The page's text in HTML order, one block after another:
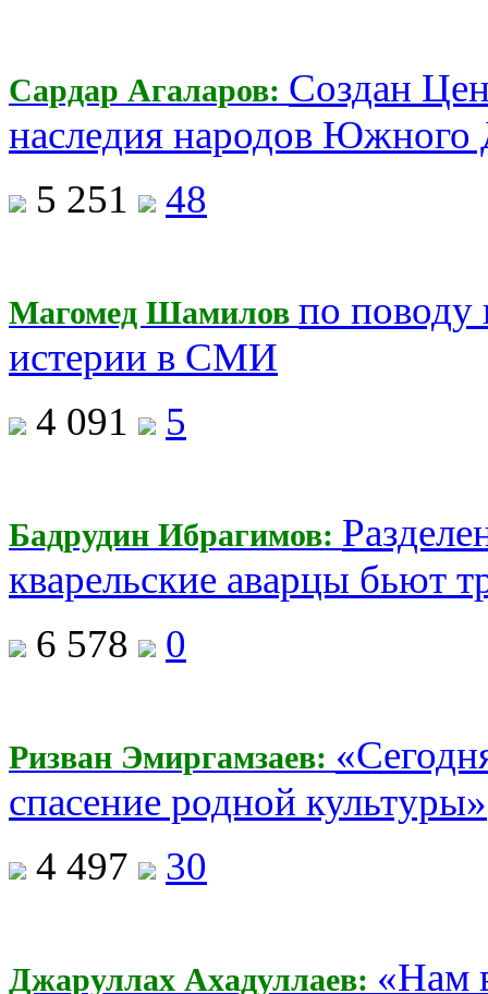
Сардар Агаларов: Создан
наследия народов Южного
5 251
48
Магомед Шамилов по поводу
истерии в СМИ
4 091
5
Бадрудин Ибрагимов:
кварельские аварцы бьют
6 578
0
Ризван Эмиргамзаев:
спасение родной культуры»
4 497
30
Джаруллах Ахадуллаев: «Нам